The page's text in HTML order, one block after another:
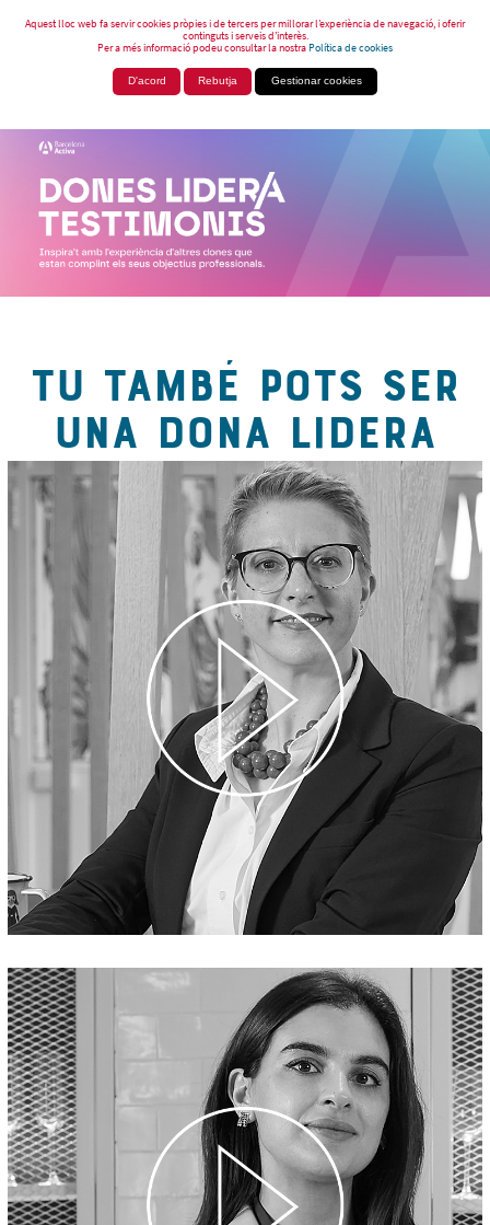
Aquest lloc web fa servir cookies pròpies i de tercers per millorar l’experiència de navegació, i oferir
continguts i serveis d’interès.
Per a més informació podeu consultar la nostraPolítica de cookies
D'acord Rebutja Gestionar cookies
TU TAMBÉ POTS SER
UNA DONA LIDERA